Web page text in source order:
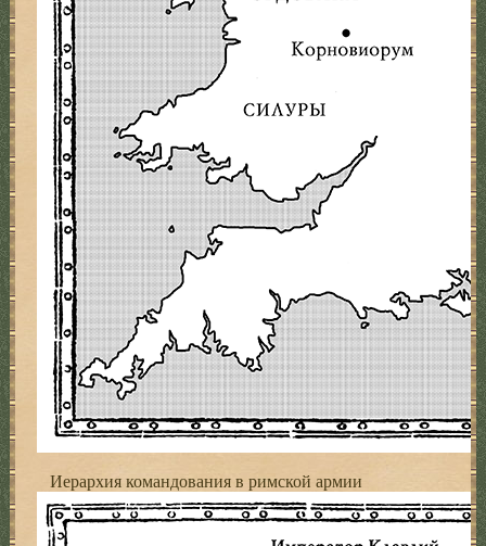
Иерархия командования в римской армии